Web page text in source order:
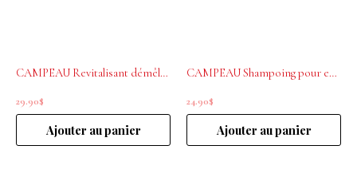
CAMPEAU Revitalisant démêlant enfants 500ml
29.90$
Ajouter au panier
CAMPEAU Shampoing pour enfants 500ml
24.90$
Ajouter au panier